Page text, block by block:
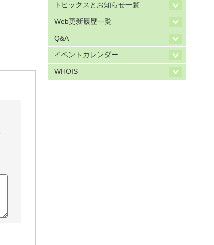
トピックスとお知らせ一覧
Web更新履歴一覧
Q&A
イベントカレンダー
WHOIS